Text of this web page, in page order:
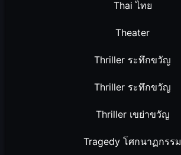
Thai ไทย
Theater
Thriller ระทึกขวัญ
Thriller ระทึกขวัญ
Thriller เขย่าขวัญ
Tragedy โศกนาฏกรรม